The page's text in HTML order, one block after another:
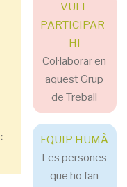
VULL
PARTICIPAR-
HI
Col·laborar en
aquest Grup
de Treball
EQUIP HUMÀ
Les persones
que ho fan